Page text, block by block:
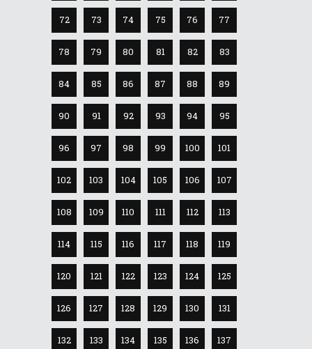
72 73 74 75 76 77
78 79 80 81 82 83
84 85 86 87 88 89
90 91 92 93 94 95
96 97 98 99 100 101
102 103 104 105 106 107
108 109 110 111 112 113
114 115 116 117 118 119
120 121 122 123 124 125
126 127 128 129 130 131
132 133 134 135 136 137